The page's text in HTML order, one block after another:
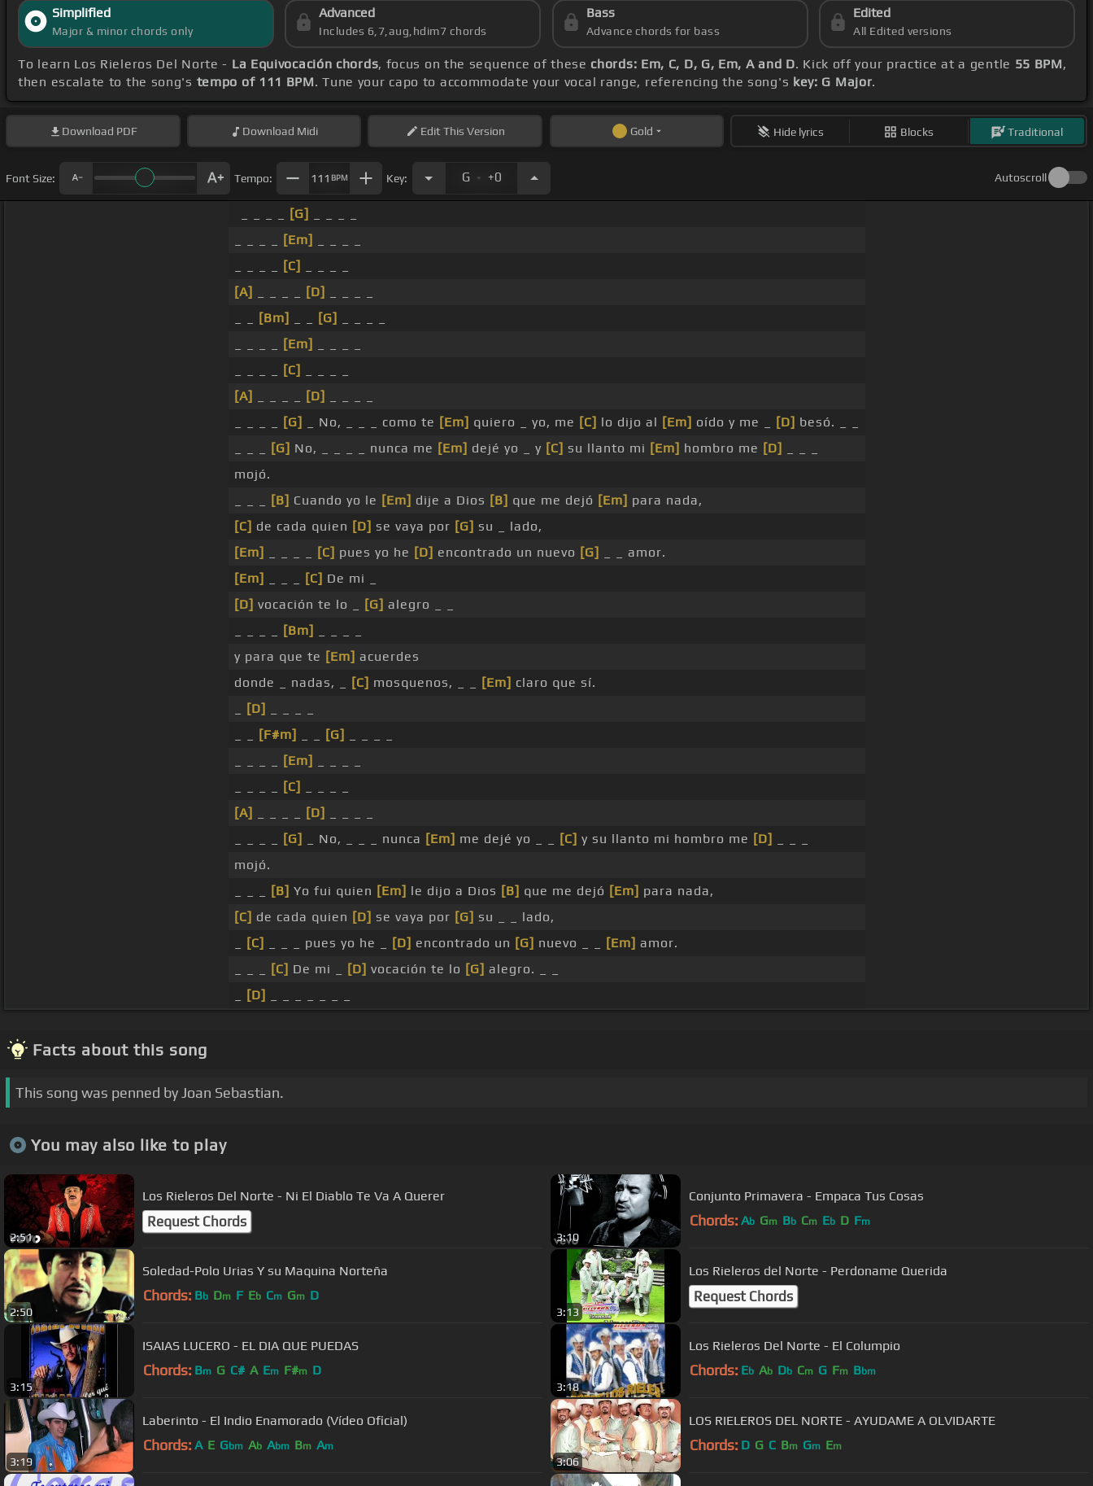
Simplified
Major & minor chords only
Advanced
Includes 6,7,aug,hdim7 chords
Bass
Advance chords for bass
Edited
All Edited versions
To learn Los Rieleros Del Norte - La Equivocación chords, focus on the sequence of these chords: Em, C, D, G, Em, A and D. Kick off your practice at a gentle 55 BPM,
then escalate to the song's tempo of 111 BPM. Tune your capo to accommodate your vocal range, referencing the song's key: G Major.
Download PDF Download Midi EditThis Version Gold Hide lyrics Blocks Traditional
Font Size: Tempo: 111 BPM Key: G . +0 Autoscroll
[G]
[Em]
[C]
[A]
[D]
[Bm] [G]
[Em]
[C]
[A]
[D]
[G] _ No, _ _ _ como te [Em] quiero _ yo, me [C] lo dijo al [Em] oído y me _ [D] besó. _ _
[G] No, _ _ _ _ nunca me [Em] dejé yo _ y [C] su llanto mi [Em] hombro me [D]
mojó.
[B] Cuando yo le [Em] dije a Dios [B] que me dejó [Em] para nada,
[C] de cada quien [D] se vaya por [G] su _ lado,
[Em]
[C] pues yo he [D] encontrado un nuevo [G]
_ _ amor.
[Em]
[C] De mi _
[D] vocación te lo _ [G] alegro _ _
[Bm]
y para que te [Em] acuerdes
donde _ nadas, _
[C] mosquenos, _ _ [Em] claro que sí.
[D]
[F#m] [G]
[Em]
[C]
[A]
[D]
[G] _ No, _ _ _ nunca [Em] me dejé yo _ _ [C] y su llanto mi hombro me [D]
mojó.
[B] Yo fui quien [Em] le dijo a Dios [B] que me dejó [Em] para nada,
[C] de cada quien [D] se vaya por [G] su _ _ lado,
[C] _ _ _ pues yo he _ [D] encontrado un [G] nuevo _ _ [Em] amor.
[C] De mi _ [D] vocación te lo [G] alegro. _ _
[D]
Facts about this song
This song was penned by Joan Sebastian.
You may also like to play
2:51
Los Rieleros Del Norte - Ni El Diablo Te Va A Querer
Request Chords
3:10
Conjunto Primavera - Empaca Tus Cosas
Chords: Ab Gm Bb Cm Eb D Fm
2:50
Soledad-Polo Urias Y su Maquina Norteña
Chords: Bb Dm F Eb Cm Gm D
3:13
Los Rieleros del Norte - Perdoname Querida
Request Chords
3:15
ISAIAS LUCERO - EL DIA QUE PUEDAS
Chords: Bm G C# A Em F#m D
3:18
Los Rieleros Del Norte - El Columpio
Chords: Eb Ab Db Cm G Fm Bbm
3:19
Laberinto - El Indio Enamorado (Vídeo Oficial)
Chords: A E Gbm Ab Abm Bm Am
3:06
LOS RIELEROS DEL NORTE - AYUDAME A OLVIDARTE
Chords: D G C Bm Gm Em